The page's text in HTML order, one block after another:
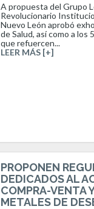
A propuesta del Grupo
Revolucionario
Nuevo León aprobó
de Salud, así como a los
que refuercen...
LEER MÁS [+]
PROPONEN
DEDICADOS AL
COMPRA-VENTA
METALES DE